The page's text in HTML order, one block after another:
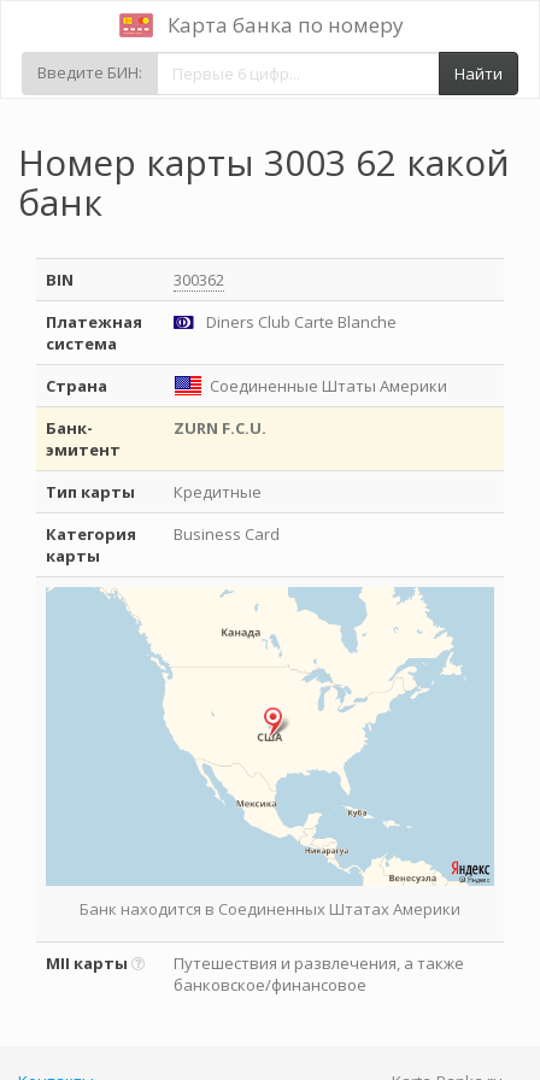
Карта банка по номеру
Введите БИН: Найти
Номер карты 3003 62 какой
банк
BIN
300362
Платежная
система
Diners Club Carte Blanche
Страна
Соединенные Штаты Америки
Банк-
эмитент
ZURN F.C.U.
Тип карты
Кредитные
Категория
карты
Business Card
Банк находится в Соединенных Штатах Америки
MII карты
Путешествия и развлечения, а также
банковское/финансовое